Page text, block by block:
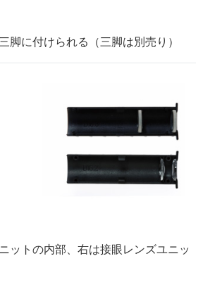
脚に付けられる（三脚は別売り）
ットの内部、右は接眼レンズユニッ